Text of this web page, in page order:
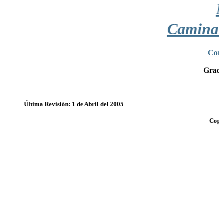
Última Revisión: 1 de Abril del 2005